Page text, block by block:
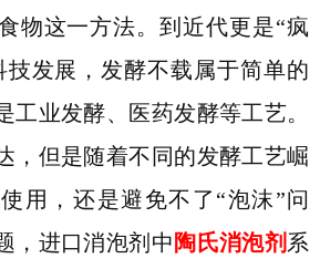
物这一方法。到近代更是“疯
技发展，发酵不载属于简单的
工业发酵、医药发酵等工艺。
，但是随着不同的发酵工艺崛
用，还是避免不了“泡沫”问
，进口消泡剂中 陶氏消泡剂 系